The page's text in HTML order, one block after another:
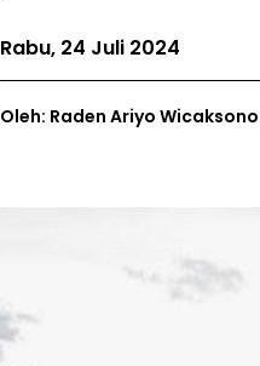
Rabu, 24 Juli 2024
Oleh: Raden Ariyo Wicaksono